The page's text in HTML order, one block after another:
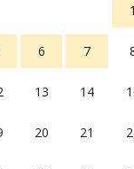
1
6 7
13 14
20 21